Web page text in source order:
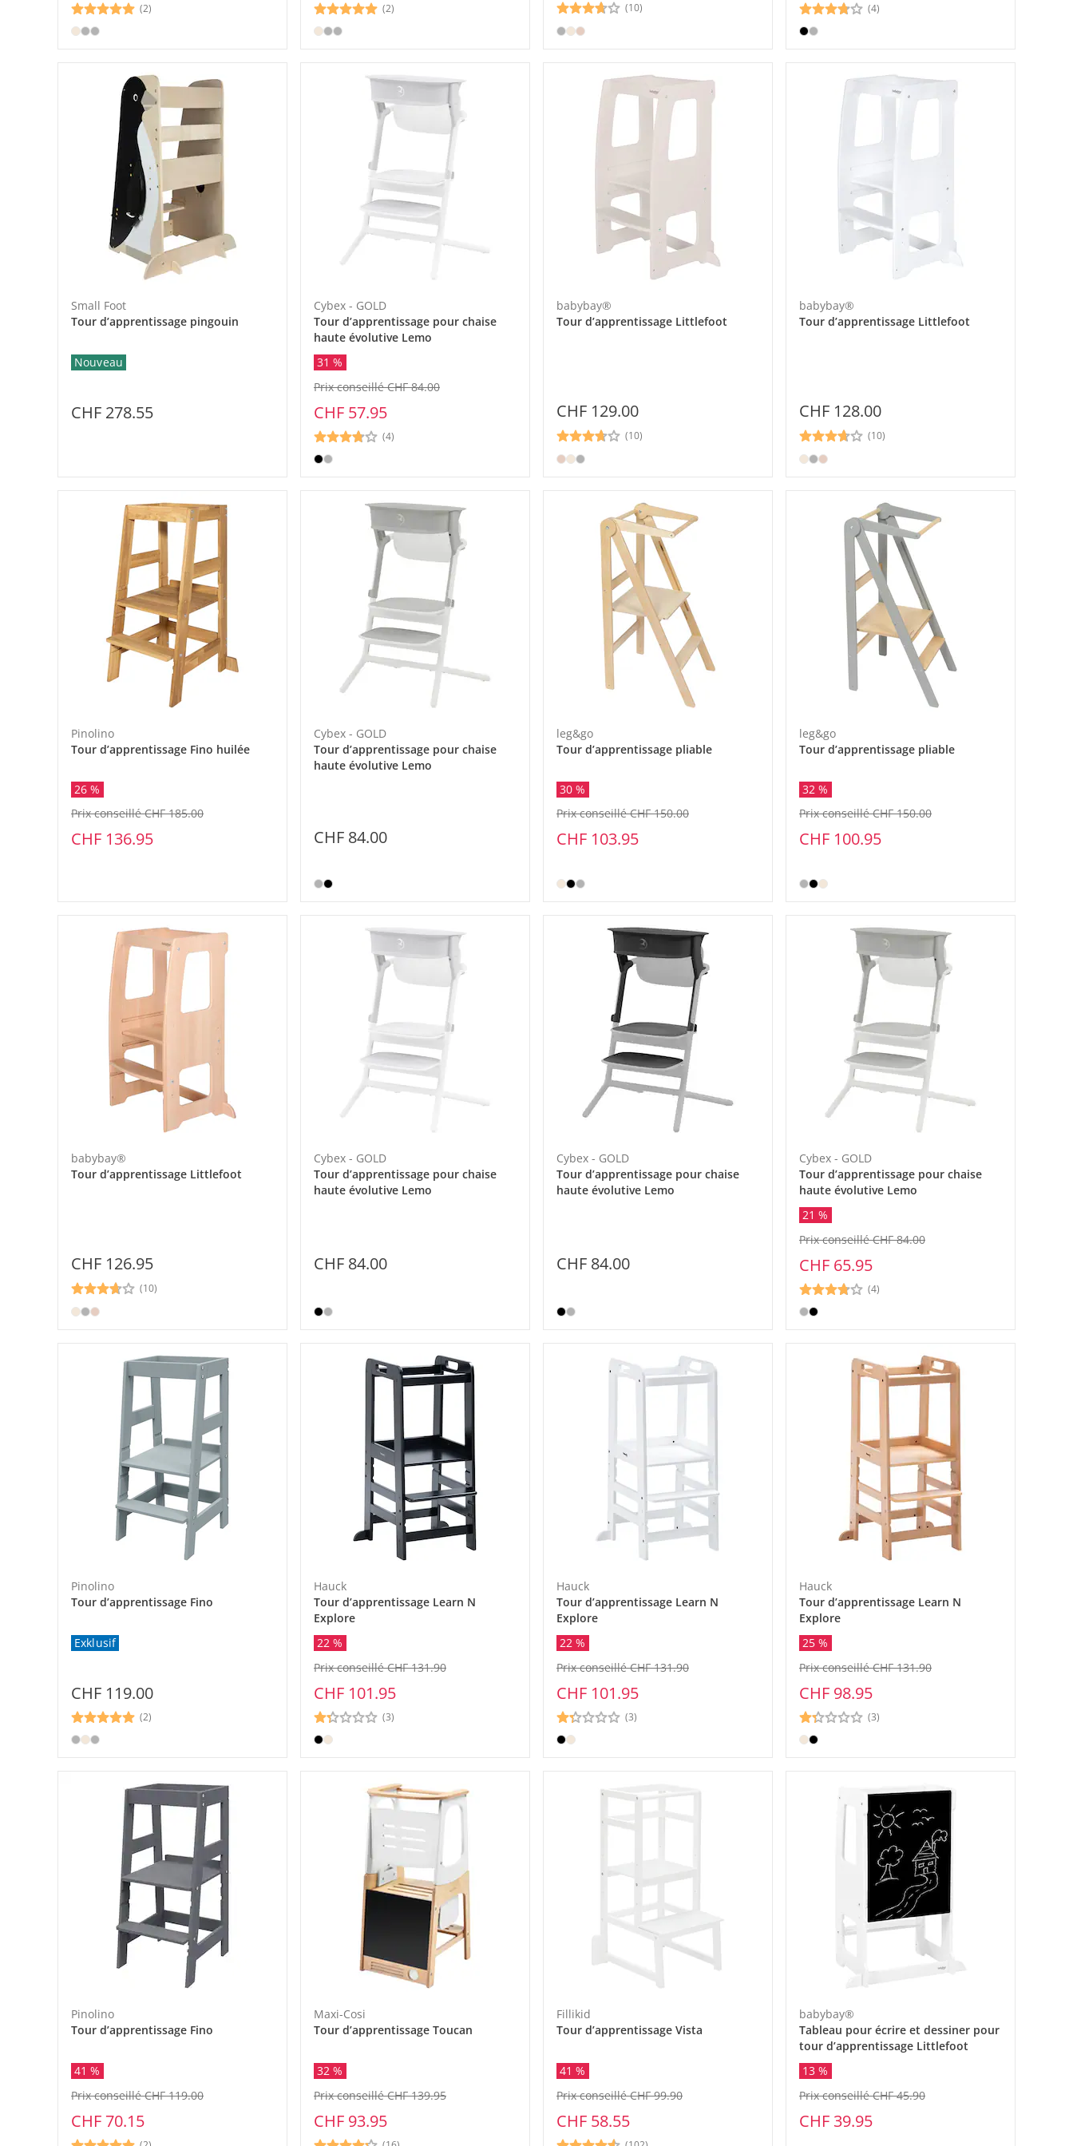
(2) (2) (10) (4)
Small Foot
Tour d’apprentissage pingouin
Nouveau
CHF 278.55
Cybex - GOLD
Tour d’apprentissage pour chaise
haute évolutive Lemo
31 %
CHF 57.95
Prix conseillé CHF 84.00
(4)
babybay®
Tour d’apprentissage Littlefoot
CHF 129.00
(10)
babybay®
Tour d’apprentissage Littlefoot
CHF 128.00
(10)
Pinolino
Tour d’apprentissage Fino huilée
26 %
CHF 136.95
Prix conseillé CHF 185.00
Cybex - GOLD
Tour d’apprentissage pour chaise
haute évolutive Lemo
CHF 84.00
leg&go
Tour d’apprentissage pliable
30 %
CHF 103.95
Prix conseillé CHF 150.00
leg&go
Tour d’apprentissage pliable
32 %
CHF 100.95
Prix conseillé CHF 150.00
babybay®
Tour d’apprentissage Littlefoot
CHF 126.95
(10)
Cybex - GOLD
Tour d’apprentissage pour chaise
haute évolutive Lemo
CHF 84.00
Cybex - GOLD
Tour d’apprentissage pour chaise
haute évolutive Lemo
CHF 84.00
Cybex - GOLD
Tour d’apprentissage pour chaise
haute évolutive Lemo
21 %
CHF 65.95
Prix conseillé CHF 84.00
(4)
Pinolino
Tour d’apprentissage Fino
Exklusif
CHF 119.00
(2)
Hauck
Tour d’apprentissage Learn N
Explore
22 %
CHF 101.95
Prix conseillé CHF 131.90
(3)
Hauck
Tour d’apprentissage Learn N
Explore
22 %
CHF 101.95
Prix conseillé CHF 131.90
(3)
Hauck
Tour d’apprentissage Learn N
Explore
25 %
CHF 98.95
Prix conseillé CHF 131.90
(3)
Pinolino
Tour d’apprentissage Fino
41 %
CHF 70.15
Prix conseillé CHF 119.00
Maxi-Cosi
Tour d’apprentissage Toucan
32 %
CHF 93.95
Prix conseillé CHF 139.95
Fillikid
Tour d’apprentissage Vista
41 %
CHF 58.55
Prix conseillé CHF 99.90
babybay®
Tableau pour écrire et dessiner pour
tour d’apprentissage Littlefoot
13 %
CHF 39.95
Prix conseillé CHF 45.90